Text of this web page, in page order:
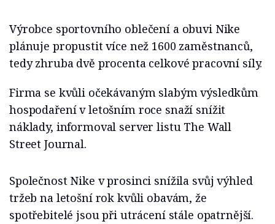
Výrobce sportovního oblečení a obuvi Nike
plánuje propustit více než 1600 zaměstnanců,
tedy zhruba dvě procenta celkové pracovní síly.
Firma se kvůli očekávaným slabým výsledkům
hospodaření v letošním roce snaží snížit
náklady, informoval server listu The Wall
Street Journal.
Společnost Nike v prosinci snížila svůj výhled
tržeb na letošní rok kvůli obavám, že
spotřebitelé jsou při utrácení stále opatrnější.